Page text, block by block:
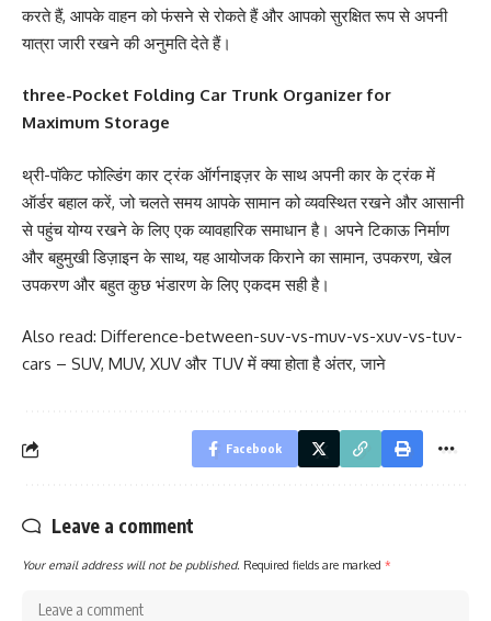
करते हैं, आपके वाहन को फंसने से रोकते हैं और आपको सुरक्षित रूप से अपनी
यात्रा जारी रखने की अनुमति देते हैं।
three-Pocket Folding Car Trunk Organizer for
Maximum Storage
थ्री-पॉकेट फोल्डिंग कार ट्रंक ऑर्गनाइज़र के साथ अपनी कार के ट्रंक में
ऑर्डर बहाल करें, जो चलते समय आपके सामान को व्यवस्थित रखने और आसानी
से पहुंच योग्य रखने के लिए एक व्यावहारिक समाधान है। अपने टिकाऊ निर्माण
और बहुमुखी डिज़ाइन के साथ, यह आयोजक किराने का सामान, उपकरण, खेल
उपकरण और बहुत कुछ भंडारण के लिए एकदम सही है।
Also read: Difference-between-suv-vs-muv-vs-xuv-vs-tuv-
cars – SUV, MUV, XUV और TUV में क्या होता है अंतर, जाने
Facebook
Leave a comment
Your email address will not be published. Required fields are marked *